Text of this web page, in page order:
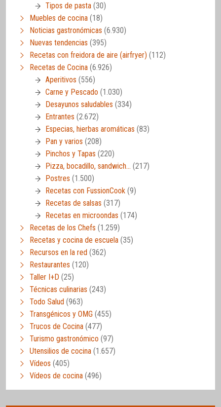
Tipos de pasta (30)
Muebles de cocina (18)
Noticias gastronómicas (6.930)
Nuevas tendencias (395)
Recetas con freidora de aire (airfryer) (112)
Recetas de Cocina (6.926)
Aperitivos (556)
Carne y Pescado (1.030)
Desayunos saludables (334)
Entrantes (2.672)
Especias, hierbas aromáticas (83)
Pan y varios (208)
Pinchos y Tapas (220)
Pizza, bocadillo, sandwich… (217)
Postres (1.500)
Recetas con FussionCook (9)
Recetas de salsas (317)
Recetas en microondas (174)
Recetas de los Chefs (1.259)
Recetas y cocina de escuela (35)
Recursos en la red (362)
Restaurantes (120)
Taller I+D (25)
Técnicas culinarias (243)
Todo Salud (963)
Transgénicos y OMG (455)
Trucos de Cocina (477)
Turismo gastronómico (97)
Utensilios de cocina (1.657)
Vídeos (405)
Vídeos de cocina (496)